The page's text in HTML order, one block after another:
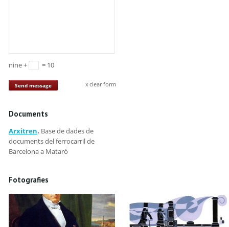
nine + = 10
Send message clear form
Documents
Arxitren. Base de dades de
documents del ferrocarril de
Barcelona a Mataró
Fotografies